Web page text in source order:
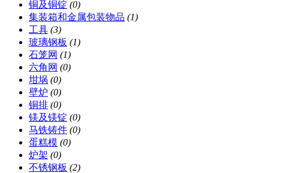
铜及铜锭 (0)
集装箱和金属包装物品 (1)
工具 (3)
玻璃钢板 (1)
石笼网 (1)
六角网 (0)
坩埚 (0)
壁炉 (0)
铜排 (0)
镁及镁锭 (0)
马铁铸件 (0)
蛋糕模 (0)
炉架 (0)
不锈钢板 (2)